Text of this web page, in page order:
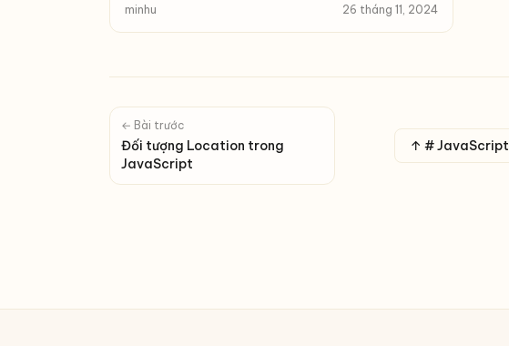
minhu 26 tháng 11, 2024
← Bài trước
Đối tượng Location trong
JavaScript
↑ # JavaScript